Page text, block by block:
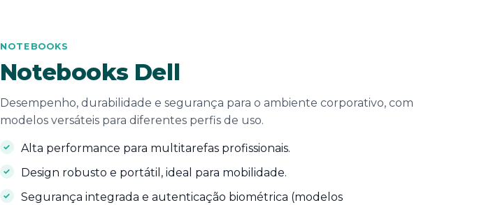
NOTEBOOKS
Notebooks Dell
Desempenho, durabilidade e segurança para o ambiente corporativo, com
modelos versáteis para diferentes perfis de uso.
Alta performance para multitarefas profissionais.
Design robusto e portátil, ideal para mobilidade.
Segurança integrada e autenticação biométrica (modelos